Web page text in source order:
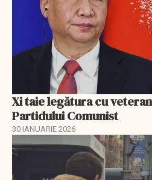
Xi taie legătura cu
Partidului Comunist
30 IANUARIE 2026